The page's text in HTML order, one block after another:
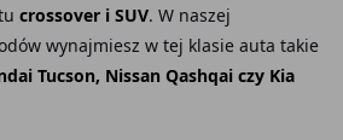
crossover i SUV. W naszej
wynajmiesz w tej klasie auta takie
Tucson, Nissan Qashqai czy Kia